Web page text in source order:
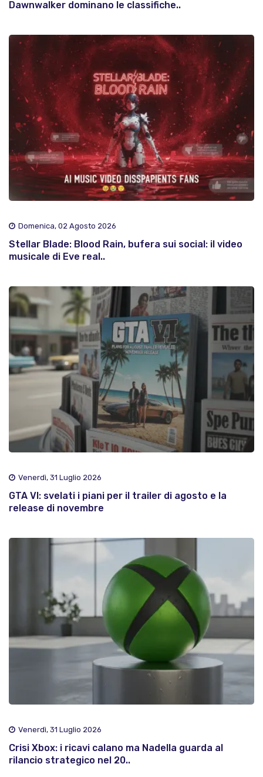
Dawnwalker dominano le classifiche..
Domenica, 02 Agosto 2026
Stellar Blade: Blood Rain, bufera sui social: il video
musicale di Eve real..
Venerdì, 31 Luglio 2026
GTA VI: svelati i piani per il trailer di agosto e la
release di novembre
Venerdì, 31 Luglio 2026
Crisi Xbox: i ricavi calano ma Nadella guarda al
rilancio strategico nel 20..